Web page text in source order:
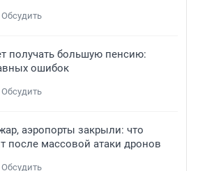
Обсудить
получать большую пенсию:
ошибок
Обсудить
аэропорты закрыли: что
после массовой атаки дронов
Обсудить